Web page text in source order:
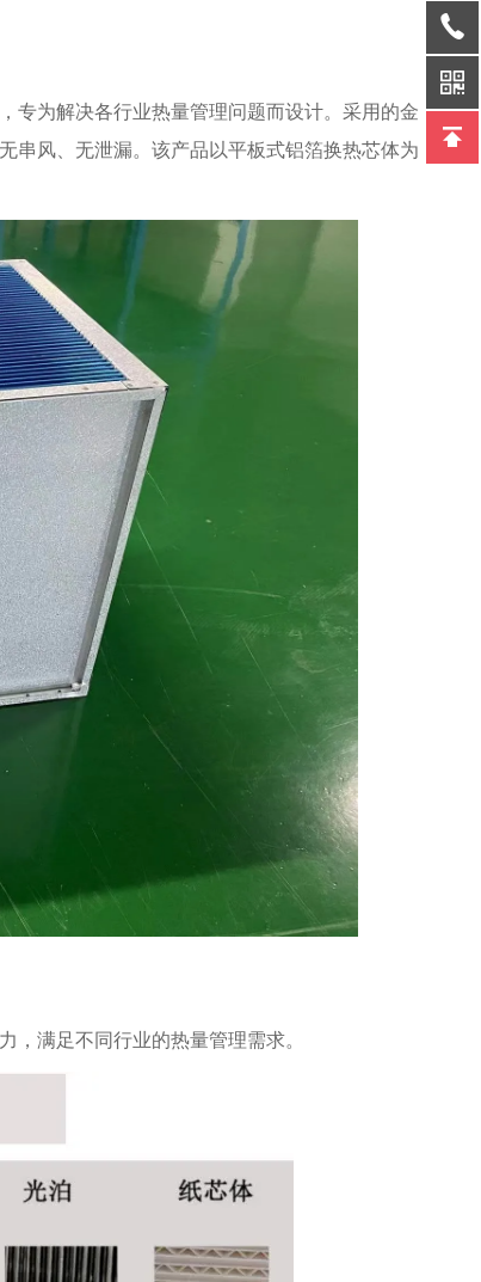
专为解决各行业热量管理问题而设计。采用的金
串风、无泄漏。该产品以平板式铝箔换热芯体为
，满足不同行业的热量管理需求。